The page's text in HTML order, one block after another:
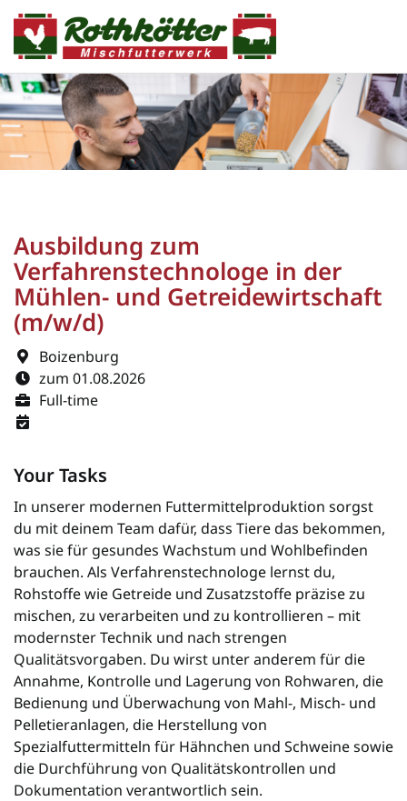
Ausbildung zum
Verfahrenstechnologe in der
Mühlen- und Getreidewirtschaft
(m/w/d)
Boizenburg
zum 01.08.2026
Full-time
Your Tasks
In unserer modernen Futtermittelproduktion sorgst
du mit deinem Team dafür, dass Tiere das bekommen,
was sie für gesundes Wachstum und Wohlbefinden
brauchen. Als Verfahrenstechnologe lernst du,
Rohstoffe wie Getreide und Zusatzstoffe präzise zu
mischen, zu verarbeiten und zu kontrollieren – mit
modernster Technik und nach strengen
Qualitätsvorgaben. Du wirst unter anderem für die
Annahme, Kontrolle und Lagerung von Rohwaren, die
Bedienung und Überwachung von Mahl-, Misch- und
Pelletieranlagen, die Herstellung von
Spezialfuttermitteln für Hähnchen und Schweine sowie
die Durchführung von Qualitätskontrollen und
Dokumentation verantwortlich sein.